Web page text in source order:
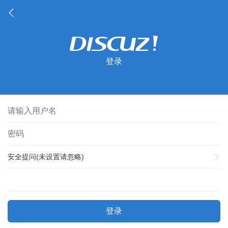
登录
安全提问(未设置请忽略)
登录